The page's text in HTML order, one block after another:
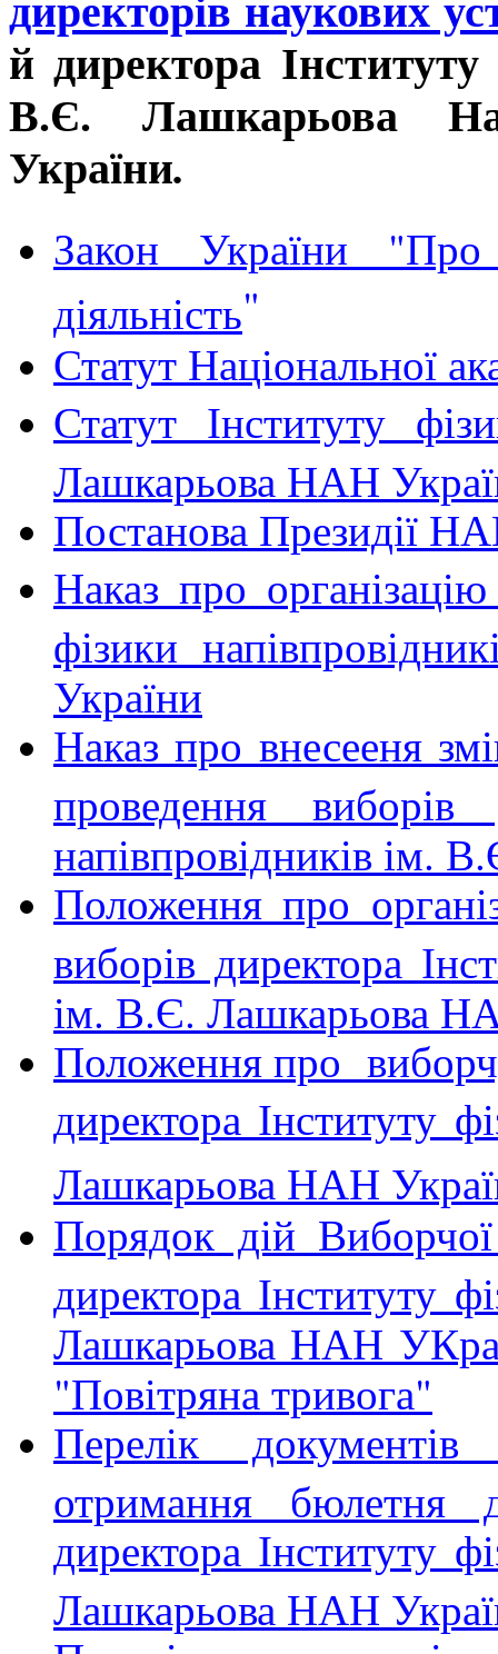
директорів наукових
й директора
В.Є. Лашкарьова
України.
Закон України "Про
діяльність"
Статут Національної
Статут Інституту
Лашкарьова НАН
Постанова Президії
Наказ про
фізики
України
Наказ про внесееня
проведення виборів
напівпровідників ім.
Положення про
виборів директора
ім. В.Є. Лашкарьова
Положення про
директора Інституту
Лашкарьова НАН
Порядок дій
директора Інституту
Лашкарьова НАН
"Повітряна тривога"
Перелік
отримання бюлетня
директора Інституту
Лашкарьова НАН